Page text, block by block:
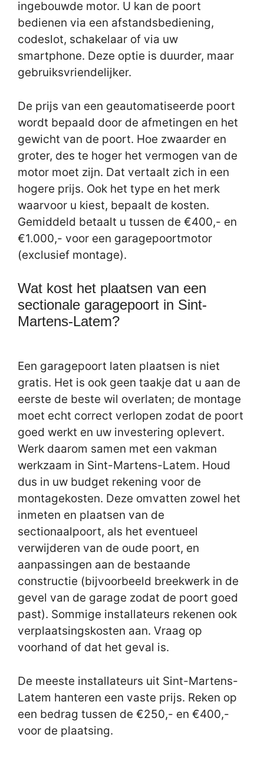
ingebouwde motor. U kan de poort
bedienen via een afstandsbediening,
codeslot, schakelaar of via uw
smartphone. Deze optie is duurder, maar
gebruiksvriendelijker.
De prijs van een geautomatiseerde poort
wordt bepaald door de afmetingen en het
gewicht van de poort. Hoe zwaarder en
groter, des te hoger het vermogen van de
motor moet zijn. Dat vertaalt zich in een
hogere prijs. Ook het type en het merk
waarvoor u kiest, bepaalt de kosten.
Gemiddeld betaalt u tussen de €400,- en
€1.000,- voor een garagepoortmotor
(exclusief montage).
Wat kost het plaatsen van een
sectionale garagepoort in Sint-
Martens-Latem?
Een garagepoort laten plaatsen is niet
gratis. Het is ook geen taakje dat u aan de
eerste de beste wil overlaten; de montage
moet echt correct verlopen zodat de poort
goed werkt en uw investering oplevert.
Werk daarom samen met een vakman
werkzaam in Sint-Martens-Latem. Houd
dus in uw budget rekening voor de
montagekosten. Deze omvatten zowel het
inmeten en plaatsen van de
sectionaalpoort, als het eventueel
verwijderen van de oude poort, en
aanpassingen aan de bestaande
constructie (bijvoorbeeld breekwerk in de
gevel van de garage zodat de poort goed
past). Sommige installateurs rekenen ook
verplaatsingskosten aan. Vraag op
voorhand of dat het geval is.
De meeste installateurs uit Sint-Martens-
Latem hanteren een vaste prijs. Reken op
een bedrag tussen de €250,- en €400,-
voor de plaatsing.